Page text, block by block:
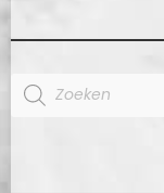
Products
search